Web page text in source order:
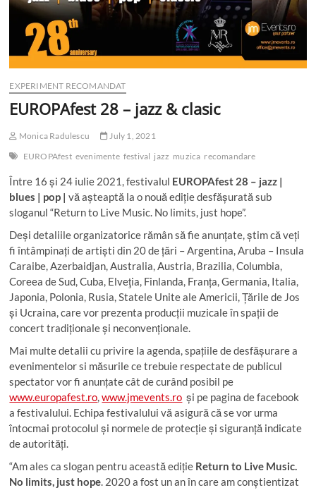
EXPERIMENT RECOMANDAT
EUROPAfest 28 – jazz & clasic
Monica Radulescu
July 1, 2021
EUROPAfest evenimente festival jazz muzica recomandare
Între 16 și 24 iulie 2021, festivalul EUROPAfest 28 – jazz |
blues | pop |vă așteaptă la o nouă ediție desfășurată sub
sloganul “Return to Live Music. No limits, just hope”.
Deși detaliile organizatorice rămân să fie anunțate, știm că veți
fi întâmpinați de artiști din 20 de țări – Argentina, Aruba – Insula
Caraibe, Azerbaidjan, Australia, Austria, Brazilia, Columbia,
Coreea de Sud, Cuba, Elveţia, Finlanda, Franța, Germania, Italia,
Japonia, Polonia, Rusia, Statele Unite ale Americii, Țările de Jos
și Ucraina, care vor prezenta producții muzicale în spații de
concert tradiționale și neconvenționale.
Mai multe detalii cu privire la agenda, spațiile de desfășurare a
evenimentelor si măsurile ce trebuie respectate de publicul
spectator vor fi anunțate cât de curând posibil pe
www.europafest.ro,www.jmevents.ro și pe pagina de facebook
a festivalului. Echipa festivalului vă asigură că se vor urma
întocmai protocolul și normele de protecție și siguranță indicate
de autorități.
“Am ales ca slogan pentru această ediție Return to Live Music.
No limits, just hope. 2020 a fost un an în care am conștientizat